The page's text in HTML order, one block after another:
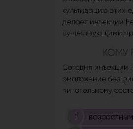
культивацию этих
делает инъекции
существующими
КОМУ
Сегодня инъекции
омоложение без
питательному